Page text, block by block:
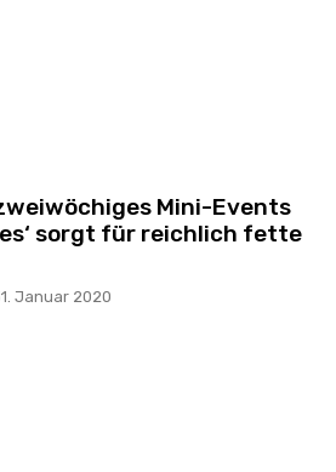
Mini-Events
sorgt für reichlich fette
Januar 2020